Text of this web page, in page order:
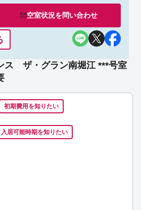
空室状況を問い合わせ
ス ザ・グラン南堀江 ***号室
初期費用を知りたい
入居可能時期を知りたい